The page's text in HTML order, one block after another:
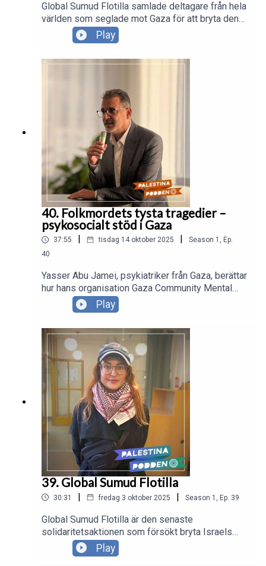
Global Sumud Flotilla samlade deltagare från hela
världen som seglade mot Gaza för att bryta den
olagliga israeliska blockaden och nå fram med
nödhjälp. Irana Wilson och Ipshita Rajesh ingick i
den svenska delegationen. I PalestinaPodden
frihetsberövade i israeliskt fängelse.
Play
40. Folkmordets tysta tragedier –
psykosocialt stöd i Gaza
37:55 tisdag 14 oktober 2025 Season 1 , Ep.
40
Yasser Abu Jamei, psykiatriker från Gaza, berättar
hur hans organisation Gaza Community Mental
Health Programme ger psykosocialt stöd till barn
och vuxna under svårast tänkbara
omständigheter. Läs mer och stöd Gaza
Community Mental Health Programme:
https://palestinagrupperna.se/akutinsamling
Play
39. Global Sumud Flotilla
30:31 | fredag 3 oktober 2025 | Season 1 Ep. 39
Global Sumud Flotilla är den senaste
solidaritetsaktionen som försökt bryta Israels
olagliga blockad och nå fram till Gaza med
nödhjälp. Flottiljen är den största i sitt slag, med
Play